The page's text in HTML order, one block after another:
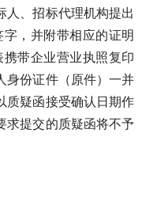
人、招标代理机构提出
，并附带相应的证明
带企业营业执照复印
身份证件（原件）一并
质疑函接受确认日期作
求提交的质疑函将不予